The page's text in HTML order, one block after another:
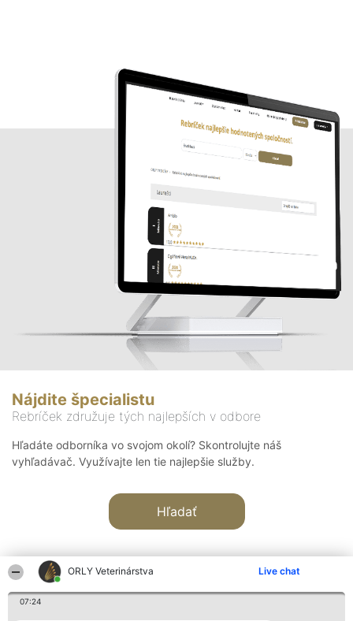
ORLY Veterinárstva Live chat
07:24
Nájdite špecialistu
Rebríček združuje tých najlepších v odbore
Hľadáte odborníka vo svojom okolí? Skontrolujte náš
vyhľadávač. Využívajte len tie najlepšie služby.
Hľadať